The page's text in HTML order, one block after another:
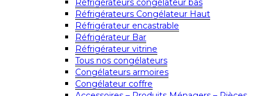
Réfrigérateurs congélateur bas
Réfrigérateurs Congélateur Haut
Réfrigérateur encastrable
Réfrigérateur Bar
Réfrigérateur vitrine
Tous nos congélateurs
Congélateurs armoires
Congélateur coffre